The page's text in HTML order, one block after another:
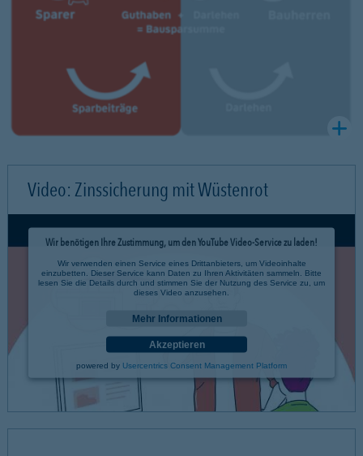
Video: Zinssicherung mit Wüstenrot
Wir benötigen Ihre Zustimmung, um den YouTube Video-Service zu laden!
Wir verwenden einen Service eines Drittanbieters, um Videoinhalte
einzubetten. Dieser Service kann Daten zu Ihren Aktivitäten sammeln. Bitte
lesen Sie die Details durch und stimmen Sie der Nutzung des Service zu, um
dieses Video anzusehen.
Mehr Informationen
Akzeptieren
powered by Usercentrics Consent Management Platform